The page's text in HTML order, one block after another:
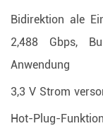
Bidirektion ale
2,488 Gbps,
Anwendung
3,3 V Strom
Hot-Plug-Funktion